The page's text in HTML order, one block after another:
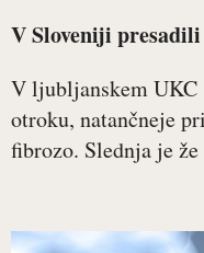
V Sloveniji
V ljubljanskem
otroku, natančneje
fibrozo. Slednja je